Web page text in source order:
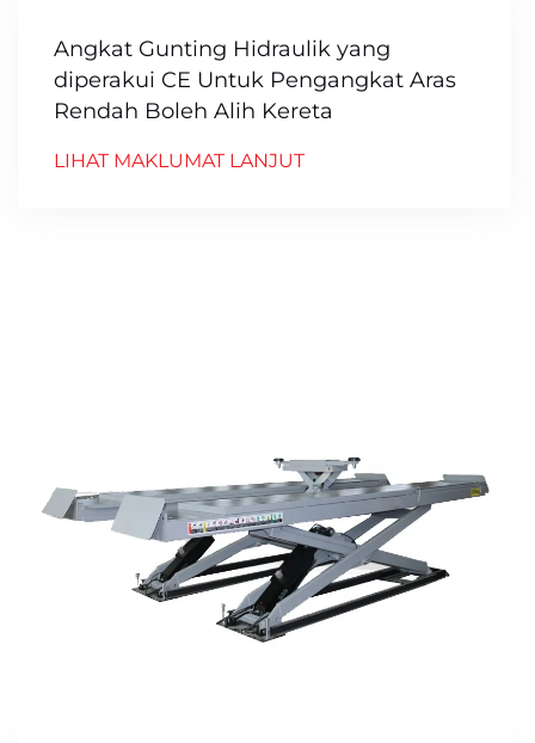
Angkat Gunting Hidraulik yang
diperakui CE Untuk Pengangkat Aras
Rendah Boleh Alih Kereta
LIHAT MAKLUMAT LANJUT